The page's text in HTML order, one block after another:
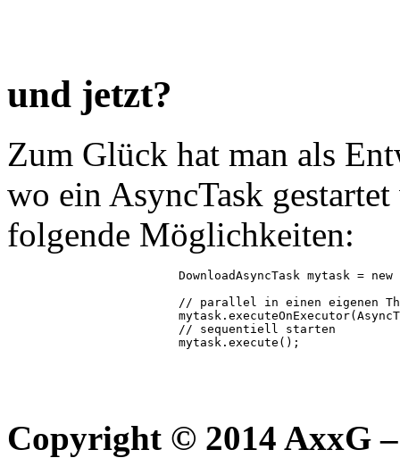
und jetzt?
Zum Glück hat man als
wo ein AsyncTask
folgende Möglichkeiten:
Copyright © 2014 AxxG